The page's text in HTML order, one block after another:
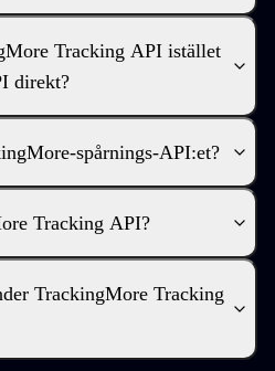
Tracking API istället
direkt?
spårnings-API:et?
Tracking API?
TrackingMore Tracking